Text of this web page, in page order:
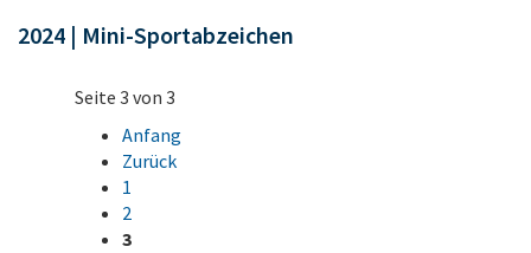
2024 | Mini-Sportabzeichen
Seite 3 von 3
Anfang
Zurück
1
2
3